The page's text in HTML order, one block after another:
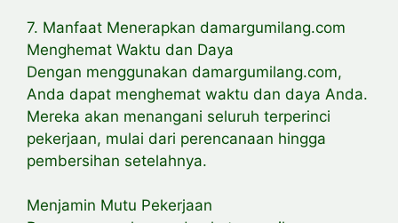
7. Manfaat Menerapkan damargumilang.com
Menghemat Waktu dan Daya
Dengan menggunakan damargumilang.com,
Anda dapat menghemat waktu dan daya Anda.
Mereka akan menangani seluruh terperinci
pekerjaan, mulai dari perencanaan hingga
pembersihan setelahnya.
Menjamin Mutu Pekerjaan